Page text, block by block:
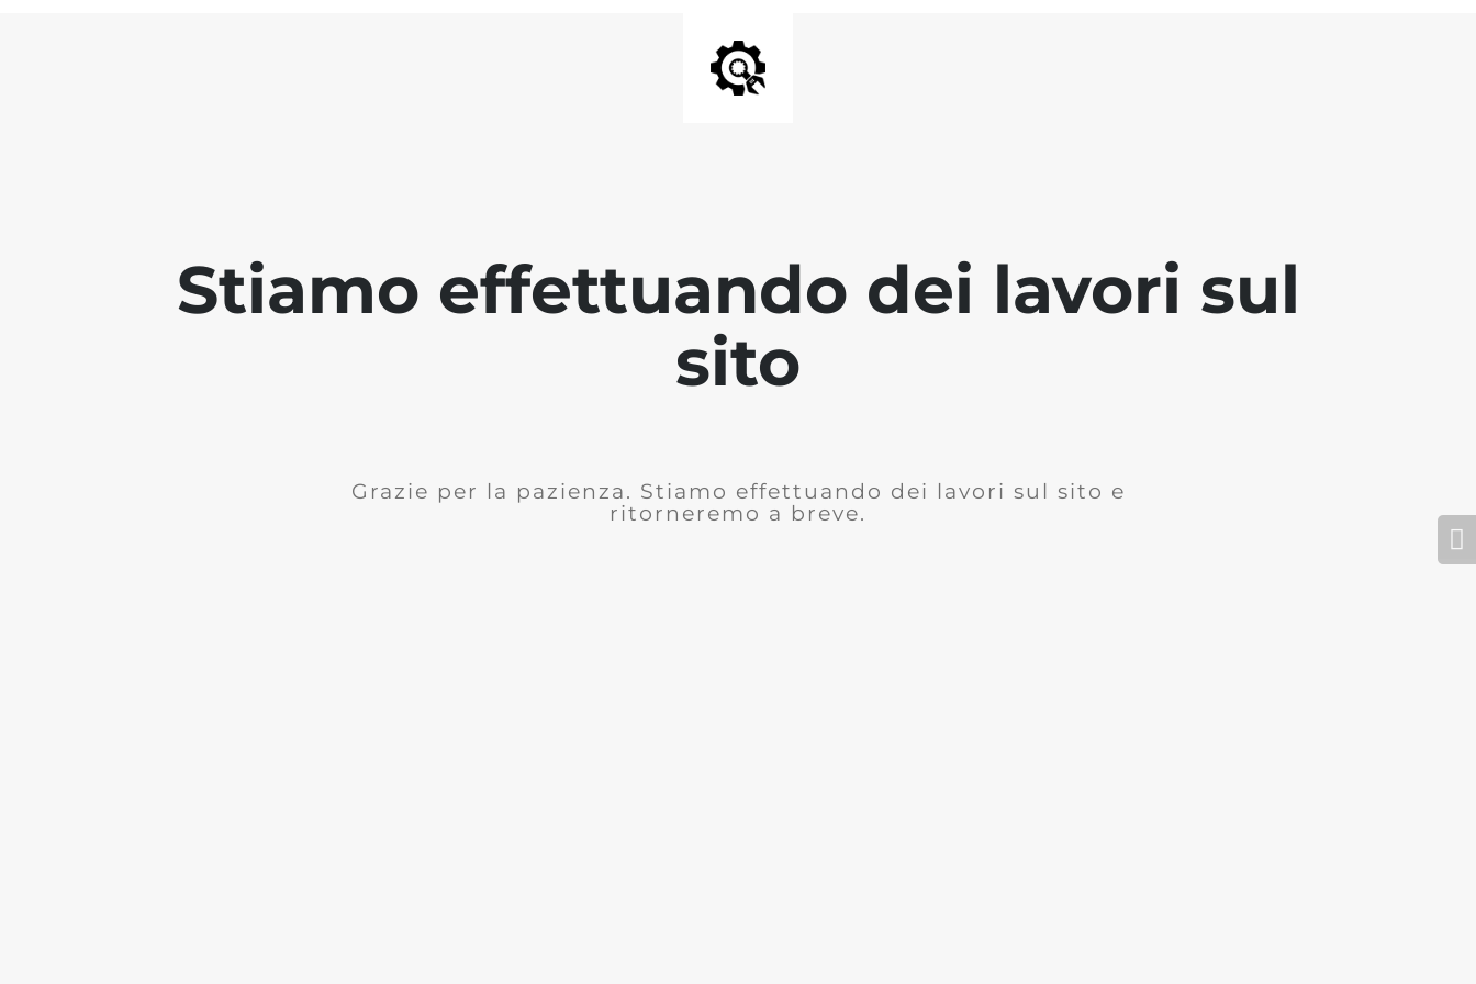
Stiamo effettuando dei lavori sul
sito
Grazie per la pazienza. Stiamo effettuando dei lavori sul sito e
ritorneremo a breve.